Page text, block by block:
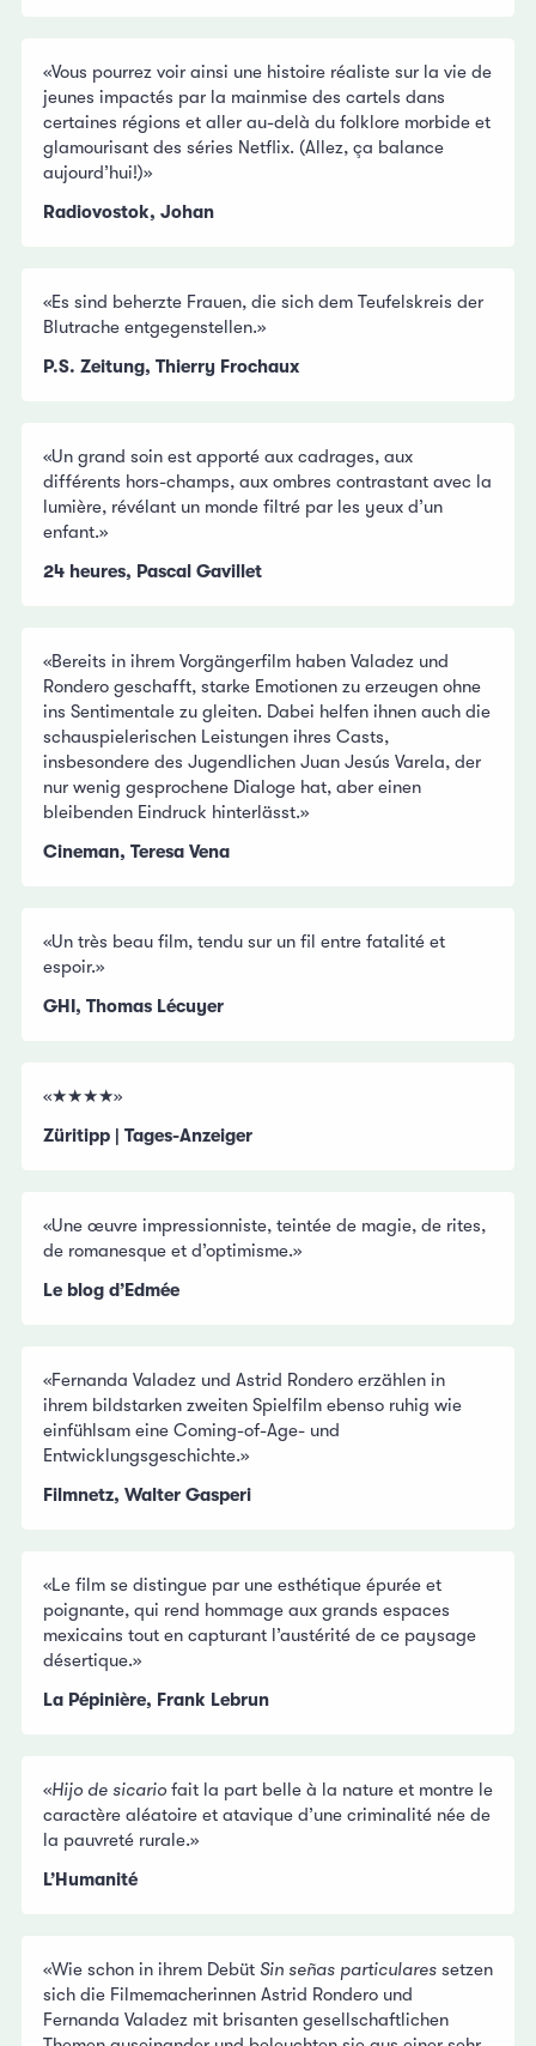
«Vous pourrez voir ainsi une histoire réaliste sur la vie de
jeunes impactés par la mainmise des cartels dans
certaines régions et aller au-delà du folklore morbide et
glamourisant des séries Netflix. (Allez, ça balance
aujourd’hui!)»
Radiovostok, Johan
«Es sind beherzte Frauen, die sich dem Teufelskreis der
Blutrache entgegenstellen.»
P.S. Zeitung, Thierry Frochaux
«Un grand soin est apporté aux cadrages, aux
différents hors-champs, aux ombres contrastant avec la
lumière, révélant un monde filtré par les yeux d’un
enfant.»
24 heures, Pascal Gavillet
«Bereits in ihrem Vorgängerfilm haben Valadez und
Rondero geschafft, starke Emotionen zu erzeugen ohne
ins Sentimentale zu gleiten. Dabei helfen ihnen auch die
schauspielerischen Leistungen ihres Casts,
insbesondere des Jugendlichen Juan Jesús Varela, der
nur wenig gesprochene Dialoge hat, aber einen
bleibenden Eindruck hinterlässt.»
Cineman, Teresa Vena
«Un très beau film, tendu sur un fil entre fatalité et
espoir.»
GHI, Thomas Lécuyer
«★★★★»
Züritipp | Tages-Anzeiger
«Une œuvre impressionniste, teintée de magie, de rites,
de romanesque et d’optimisme.»
Le blog d’Edmée
«Fernanda Valadez und Astrid Rondero erzählen in
ihrem bildstarken zweiten Spielfilm ebenso ruhig wie
einfühlsam eine Coming-of-Age- und
Entwicklungsgeschichte.»
Filmnetz, Walter Gasperi
«Le film se distingue par une esthétique épurée et
poignante, qui rend hommage aux grands espaces
mexicains tout en capturant l’austérité de ce paysage
désertique.»
La Pépinière, Frank Lebrun
«Hijo de sicario fait la part belle à la nature et montre le
caractère aléatoire et atavique d’une criminalité née de
la pauvreté rurale.»
L’Humanité
«Wie schon in ihrem Debüt Sin señas particulares setzen
sich die Filmemacherinnen Astrid Rondero und
Fernanda Valadez mit brisanten gesellschaftlichen